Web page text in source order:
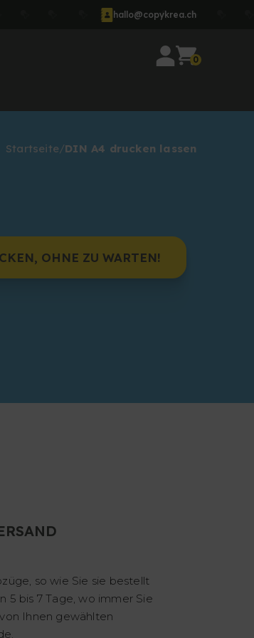
hallo@copykrea.ch
0
Startseite DIN A4 drucken lassen
OHNE ZU WARTEN!
so wie Sie sie bestellt
5 bis 7 Tage, wo immer Sie
Ihnen gewählten